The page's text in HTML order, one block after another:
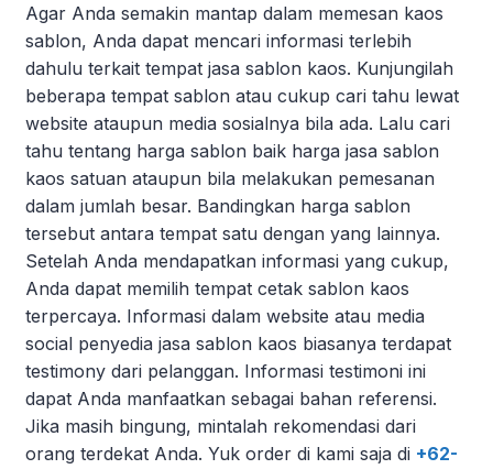
Agar Anda semakin mantap dalam memesan kaos
sablon, Anda dapat mencari informasi terlebih
dahulu terkait tempat jasa sablon kaos. Kunjungilah
beberapa tempat sablon atau cukup cari tahu lewat
website ataupun media sosialnya bila ada. Lalu cari
tahu tentang harga sablon baik harga jasa sablon
kaos satuan ataupun bila melakukan pemesanan
dalam jumlah besar. Bandingkan harga sablon
tersebut antara tempat satu dengan yang lainnya.
Setelah Anda mendapatkan informasi yang cukup,
Anda dapat memilih tempat cetak sablon kaos
terpercaya. Informasi dalam website atau media
social penyedia jasa sablon kaos biasanya terdapat
testimony dari pelanggan. Informasi testimoni ini
dapat Anda manfaatkan sebagai bahan referensi.
Jika masih bingung, mintalah rekomendasi dari
orang terdekat Anda. Yuk order di kami saja di +62-